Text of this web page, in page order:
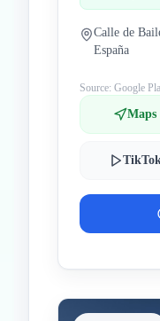
Calle de
España
Source: Google
Maps